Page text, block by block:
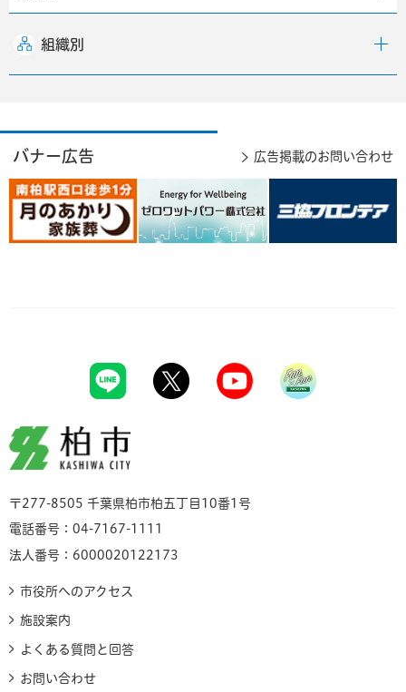
組織別
バナー広告 広告掲載のお問い合わせ
柏市
〒277-8505 千葉県柏市柏五丁目10番1号
電話番号：04-7167-1111
法人番号：6000020122173
市役所へのアクセス
施設案内
よくある質問と回答
お問い合わせ